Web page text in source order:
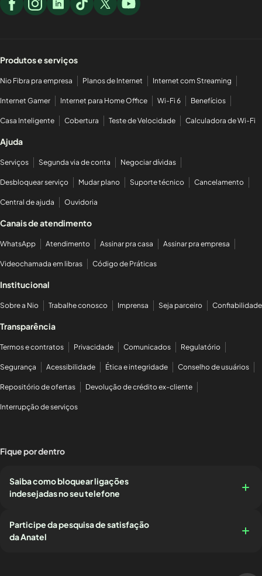
Produtos e serviços
Nio Fibra pra empresa Planos de Internet Internet com Streaming
Internet Gamer Internet para Home Office Wi-Fi 6 Benefícios
Casa Inteligente Cobertura Teste de Velocidade Calculadora de Wi-Fi
Ajuda
Serviços Segunda via de conta Negociar dívidas
Desbloquear serviço Mudar plano Suporte técnico Cancelamento
Central de ajuda Ouvidoria
Canais de atendimento
WhatsApp Atendimento Assinar pra casa Assinar pra empresa
Videochamada em libras Código de Práticas
Institucional
Sobre a Nio Trabalhe conosco Imprensa Seja parceiro Confiabilidade
Transparência
Termos e contratos Privacidade Comunicados Regulatório
Segurança Acessibilidade Ética e integridade Conselho de usuários
Repositório de ofertas Devolução de crédito ex-cliente
Interrupção de serviços
Fique por dentro
Saiba como bloquear ligações
indesejadas no seu telefone
Participe da pesquisa de satisfação
da Anatel